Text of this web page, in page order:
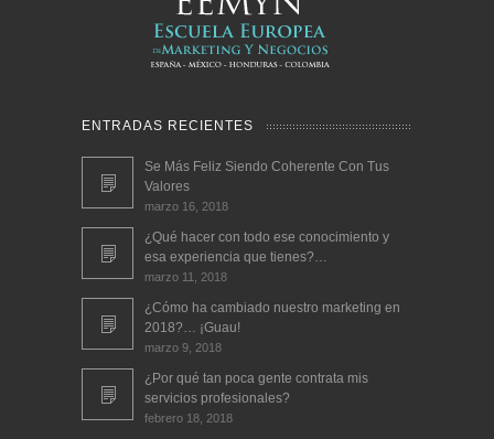
ENTRADAS RECIENTES
Se Más Feliz Siendo Coherente Con Tus
Valores
marzo 16, 2018
¿Qué hacer con todo ese conocimiento y
esa experiencia que tienes?…
marzo 11, 2018
¿Cómo ha cambiado nuestro marketing en
2018?… ¡Guau!
marzo 9, 2018
¿Por qué tan poca gente contrata mis
servicios profesionales?
febrero 18, 2018